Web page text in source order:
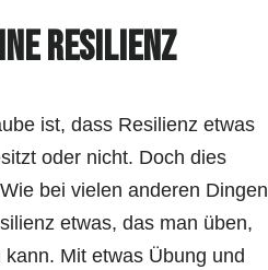
Resilienz
ist, dass Resilienz etwas
oder nicht. Doch dies
bei vielen anderen Dingen
etwas, das man üben,
Mit etwas Übung und